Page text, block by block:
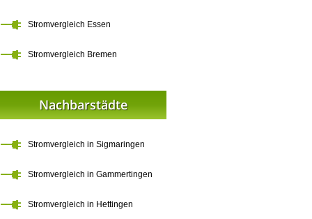
Stromvergleich Essen
Stromvergleich Bremen
Nachbarstädte
Stromvergleich in Sigmaringen
Stromvergleich in Gammertingen
Stromvergleich in Hettingen